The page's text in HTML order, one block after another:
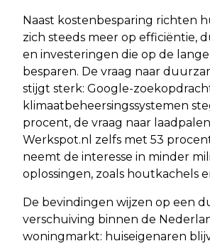
Naast kostenbesparing richten
zich steeds meer op efficiëntie,
en investeringen die op de
besparen. De vraag naar
stijgt sterk: Google-
klimaatbeheersingssystemen
procent, de vraag naar
Werkspot.nl zelfs met 53
neemt de interesse in minder
oplossingen, zoals houtkachels
De bevindingen wijzen op een
verschuiving binnen de
woningmarkt: huiseigenaren